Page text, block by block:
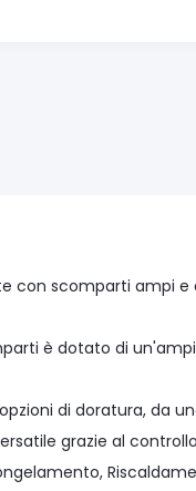
con scomparti ampi e
è dotato di
di doratura, da
grazie al